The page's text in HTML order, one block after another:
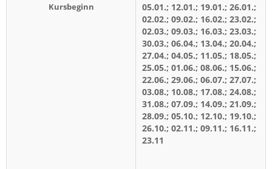
Kursbeginn
05.01.; 12.01.; 19.01.; 26.01.;
02.02.; 09.02.; 16.02.; 23.02.;
02.03.; 09.03.; 16.03.; 23.03.;
30.03.; 06.04.; 13.04.; 20.04.;
27.04.; 04.05.; 11.05.; 18.05.;
25.05.; 01.06.; 08.06.; 15.06.;
22.06.; 29.06.; 06.07.; 27.07.;
03.08.; 10.08.; 17.08.; 24.08.;
31.08.; 07.09.; 14.09.; 21.09.;
28.09.; 05.10.; 12.10.; 19.10.;
26.10.; 02.11.; 09.11.; 16.11.;
23.11